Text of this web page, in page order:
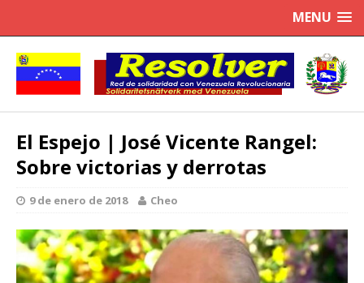
MENU
El Espejo | José Vicente Rangel:
Sobre victorias y derrotas
9 de enero de 2018 Cheo